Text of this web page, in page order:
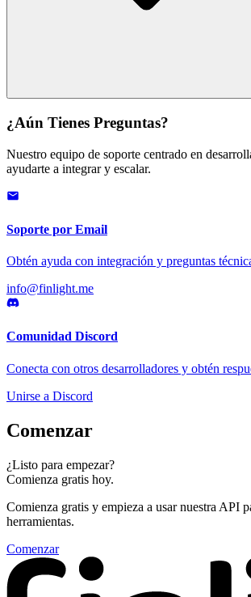
¿Aún Tienes Preguntas?
Nuestro equipo de soporte centrado en
ayudarte a integrar y escalar.
Soporte por Email
Obtén ayuda con integración y preguntas
info@finlight.me
Comunidad Discord
Conecta con otros desarrolladores y obtén
Unirse a Discord
Comenzar
¿Listo para empezar?
Comienza gratis hoy.
Comienza gratis y empieza a usar nuestra API
herramientas.
Comenzar